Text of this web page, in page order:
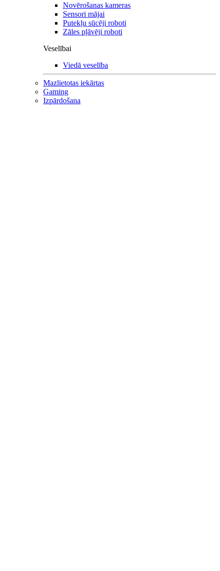
Novērošanas kameras
Sensori mājai
Putekļu sūcēji roboti
Zāles pļāvēji roboti
Veselībai
Viedā veselība
Mazlietotas iekārtas
Gaming
Izpārdošana